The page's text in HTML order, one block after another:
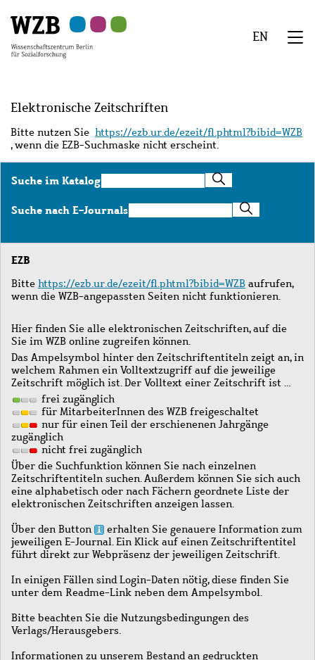
Hauptinhalt
springen
Navigation
springen
Suche
springen
Sekundärnavigation
springen
Fußzeile
springen
EN
Elektronische Zeitschriften
Bitte nutzen Sie https://ezb.ur.de/ezeit/fl.phtml?bibid=WZB
, wenn die EZB-Suchmaske nicht erscheint.
Suche im KatalogSuche
im
Katalog
Suche nach E-JournalsSuche
nach
Journals
EZB
Bitte https://ezb.ur.de/ezeit/fl.phtml?bibid=WZB aufrufen,
wenn die WZB-angepassten Seiten nicht funktionieren.
Hier finden Sie alle elektronischen Zeitschriften, auf die
Sie im WZB online zugreifen können.
Das Ampelsymbol hinter den Zeitschriftentiteln zeigt an, in
welchem Rahmen ein Volltextzugriff auf die jeweilige
Zeitschrift möglich ist. Der Volltext einer Zeitschrift ist …
frei zugänglich
für MitarbeiterInnen des WZB freigeschaltet
nur für einen Teil der erschienenen Jahrgänge
zugänglich
nicht frei zugänglich
Über die Suchfunktion können Sie nach einzelnen
Zeitschriftentiteln suchen. Außerdem können Sie sich auch
eine alphabetisch oder nach Fächern geordnete Liste der
elektronischen Zeitschriften anzeigen lassen.
Über den Button
erhalten Sie genauere Information zum
jeweiligen E-Journal. Ein Klick auf einen Zeitschriftentitel
führt direkt zur Webpräsenz der jeweiligen Zeitschrift.
In einigen Fällen sind Login-Daten nötig, diese finden Sie
unter dem Readme-Link neben dem Ampelsymbol.
Bitte beachten Sie die Nutzungsbedingungen des
Verlags/Herausgebers.
Informationen zu unserem Bestand an gedruckten